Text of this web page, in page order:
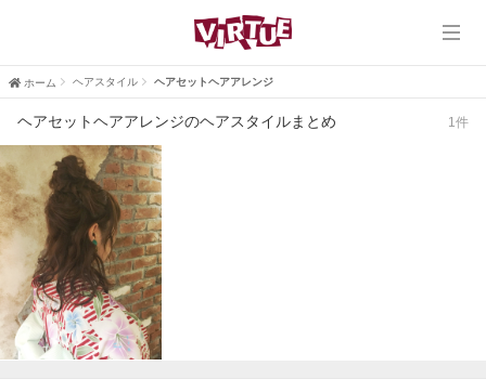
ホーム
VIRTUE
VIRTUE PLUS
ホーム ヘアスタイル ヘアセットヘアアレンジ
ヘアセットヘアアレンジのヘアスタイルまとめ 1件